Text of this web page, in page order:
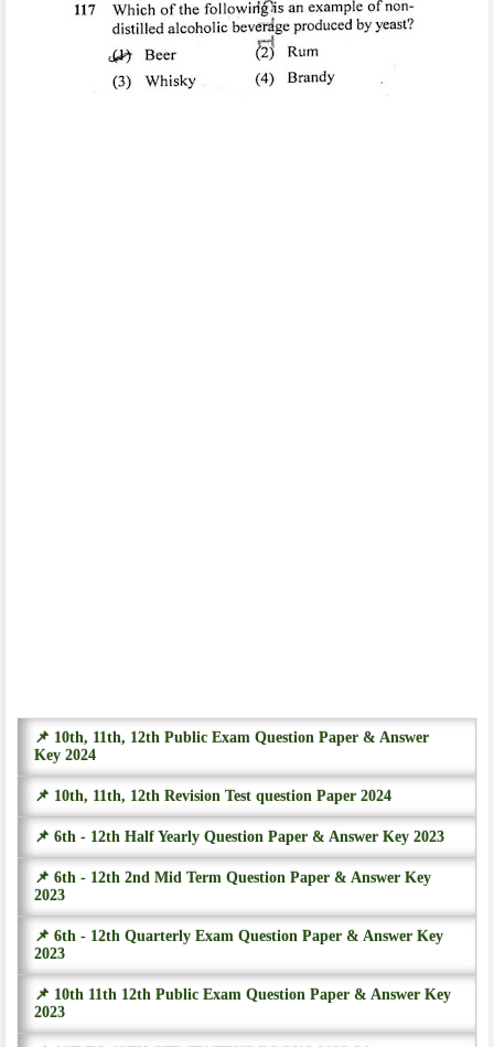
📌 10th, 11th, 12th Public Exam Question Paper & Answer
Key 2024
📌 10th, 11th, 12th Revision Test question Paper 2024
📌 6th - 12th Half Yearly Question Paper & Answer Key 2023
📌 6th - 12th 2nd Mid Term Question Paper & Answer Key
2023
📌 6th - 12th Quarterly Exam Question Paper & Answer Key
2023
📌 10th 11th 12th Public Exam Question Paper & Answer Key
2023